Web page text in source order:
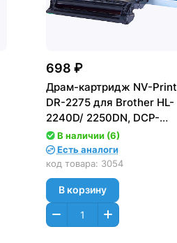
698 ₽
Драм-картридж NV-Print
DR-2275 для Brother HL-
2240D/ 2250DN, DCP-
7060/ 7070, MFC-7360/
7860 (12000стр.)
В наличии (6)
Есть аналоги
код товара: 3054
В корзину